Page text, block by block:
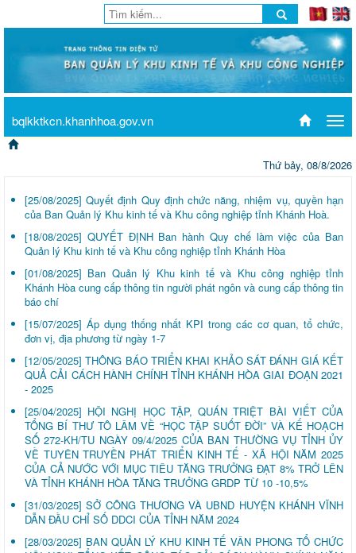
bqlkktkcn.khanhhoa.gov.vn
Thứ bảy, 08/8/2026
[25/08/2025] Quyết định Quy định chức năng, nhiệm vụ, quyền hạn
của Ban Quản lý Khu kinh tế và Khu công nghiệp tỉnh Khánh Hoà.
[18/08/2025] QUYẾT ĐỊNH Ban hành Quy chế làm việc của Ban
Quản lý Khu kinh tế và Khu công nghiệp tỉnh Khánh Hòa
[01/08/2025] Ban Quản lý Khu kinh tế và Khu công nghiệp tỉnh
Khánh Hòa cung cấp thông tin người phát ngôn và cung cấp thông tin
báo chí
[15/07/2025] Áp dụng thống nhất KPI trong các cơ quan, tổ chức,
đơn vị, địa phương từ ngày 1-7
[12/05/2025] THÔNG BÁO TRIỂN KHAI KHẢO SÁT ĐÁNH GIÁ KẾT
QUẢ CẢI CÁCH HÀNH CHÍNH TỈNH KHÁNH HÒA GIAI ĐOẠN 2021
- 2025
[25/04/2025] HỘI NGHỊ HỌC TẬP, QUÁN TRIỆT BÀI VIẾT CỦA
TỔNG BÍ THƯ TÔ LÂM VỀ “HỌC TẬP SUỐT ĐỜI” VÀ KẾ HOẠCH
SỐ 272-KH/TU NGÀY 09/4/2025 CỦA BAN THƯỜNG VỤ TỈNH ỦY
VỀ TUYÊN TRUYỀN PHÁT TRIỂN KINH TẾ - XÃ HỘI NĂM 2025
CỦA CẢ NƯỚC VỚI MỤC TIÊU TĂNG TRƯỞNG ĐẠT 8% TRỞ LÊN
VÀ TỈNH KHÁNH HÒA TĂNG TRƯỞNG GRDP TỪ 10 -10,5%
[31/03/2025] SỞ CÔNG THƯƠNG VÀ UBND HUYỆN KHÁNH VĨNH
DẪN ĐẦU CHỈ SỐ DDCI CỦA TỈNH NĂM 2024
[28/03/2025] BAN QUẢN LÝ KHU KINH TẾ VÂN PHONG TỔ CHỨC